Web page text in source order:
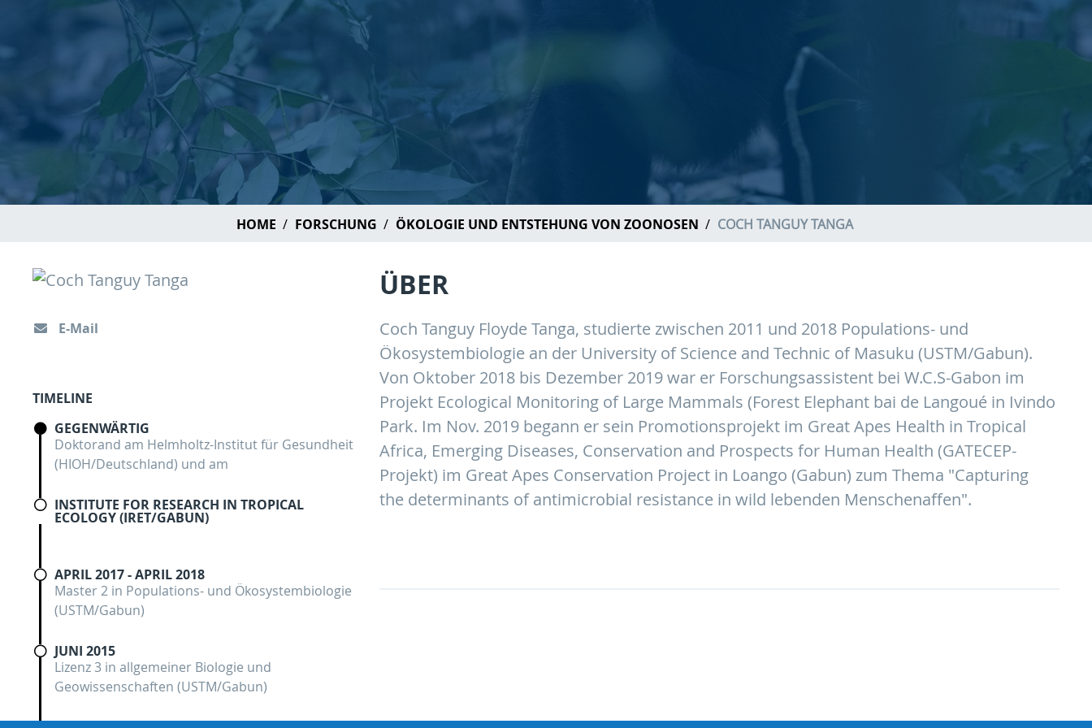
HOME FORSCHUNG ÖKOLOGIE UND ENTSTEHUNG VON ZOONOSEN COCH TANGUY TANGA
ÜBER
Coch Tanguy Floyde Tanga, studierte zwischen 2011 und 2018 Populations- und
Ökosystembiologie an der University of Science and Technic of Masuku (USTM/Gabun).
Von Oktober 2018 bis Dezember 2019 war er Forschungsassistent bei W.C.S-Gabon im
Projekt Ecological Monitoring of Large Mammals (Forest Elephant bai de Langoué in Ivindo
Park. Im Nov. 2019 begann er sein Promotionsprojekt im Great Apes Health in Tropical
Africa, Emerging Diseases, Conservation and Prospects for Human Health (GATECEP-
Projekt) im Great Apes Conservation Project in Loango (Gabun) zum Thema "Capturing
the determinants of antimicrobial resistance in wild lebenden Menschenaffen".
E-Mail
TIMELINE
GEGENWÄRTIG
Doktorand am Helmholtz-Institut für Gesundheit
(HIOH/Deutschland) und am
INSTITUTE FOR RESEARCH IN TROPICAL
ECOLOGY (IRET/GABUN)
APRIL 2017 - APRIL 2018
Master 2 in Populations- und Ökosystembiologie
(USTM/Gabun)
JUNI 2015
Lizenz 3 in allgemeiner Biologie und
Geowissenschaften (USTM/Gabun)